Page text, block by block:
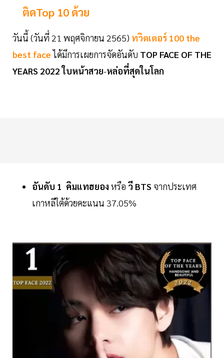
ติดTop 10 ด้วย
วันนี้ (วันที่ 21 พฤศจิกายน 2565) ทวิตเตอร์ 100 the
best faceได้มีการเผยการจัดอันดับ TOP FACE OF THE
YEARS 2022 ใบหน้าสวย-หล่อที่สุดในโลก
อันดับ 1 คิมแทฮยอง หรือ วี BTS จากประเทศ
เกาหลีใต้ด้วยคะแนน 37.05%